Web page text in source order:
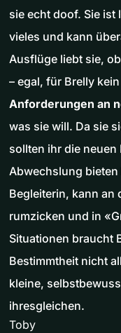
sie echt doof. Sie
vieles und kann
Ausflüge liebt sie,
– egal, für Brelly
Anforderungen an
was sie will. Da sie
sollten ihr die
Abwechslung
Begleiterin, kann an
rumzicken und in
Situationen braucht
Bestimmtheit nicht
kleine,
ihresgleichen.
Toby